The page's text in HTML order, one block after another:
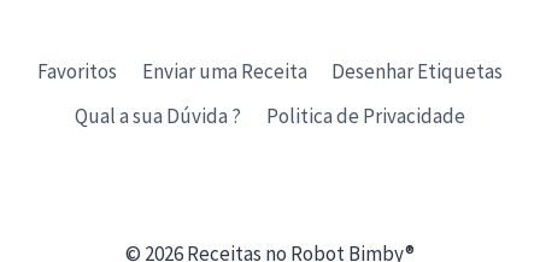
Favoritos Enviar uma Receita
Desenhar Etiquetas
Qual a sua Dúvida ?
Politica de Privacidade
© 2026 Receitas no Robot Bimby®